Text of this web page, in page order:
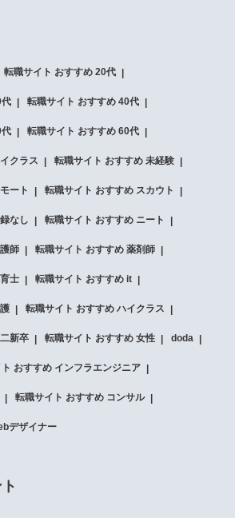
転職サイト おすすめ 20代
転職サイト おすすめ 40代
転職サイト おすすめ 60代
クラス 転職サイト おすすめ 未経験
ート 転職サイト おすすめ スカウト
なし 転職サイト おすすめ ニート
師 転職サイト おすすめ 薬剤師
士 転職サイト おすすめ it
転職サイト おすすめ ハイクラス
新卒 転職サイト おすすめ 女性 doda
おすすめ インフラエンジニア
転職サイト おすすめ コンサル
デザイナー